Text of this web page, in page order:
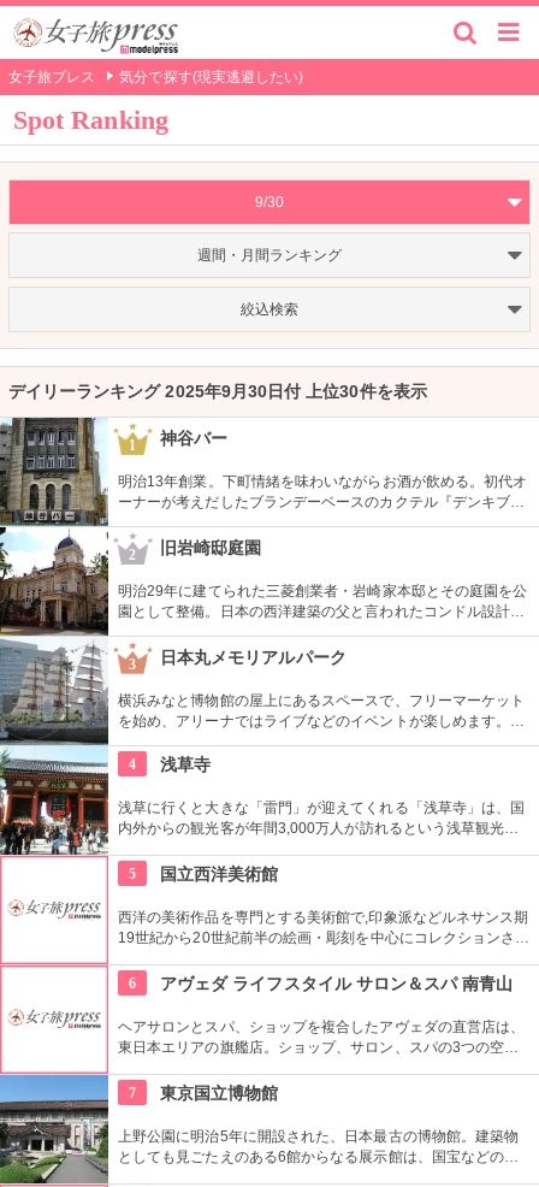
女子旅プレス 気分で探す(現実逃避したい)
Spot Ranking
9/30
週間・月間ランキング
絞込検索
デイリーランキング 2025年9月30日付 上位30件を表示
1 神谷バー
明治13年創業。下町情緒を味わいながらお酒が飲める。初代オ
ーナーが考えだしたブランデーベースのカクテル『デンキブラ
ン』は登場以来お店の看板メニュー。一人でも気軽に入れるの
がいい。浅草を観光した際には是非立ち寄りたい。
2 旧岩崎邸庭園
明治29年に建てられた三菱創業者・岩崎家本邸とその庭園を公
園として整備。日本の西洋建築の父と言われたコンドル設計の
洋館や撞球室は本格的な西洋木造建築で見応えたっぷり。重要
文化財にもなっている。
3 日本丸メモリアルパーク
横浜みなと博物館の屋上にあるスペースで、フリーマーケット
を始め、アリーナではライブなどのイベントが楽しめます。も
ともとは船の修繕用に建設されたドックで今では国の重要文化
財に指定されています。
4 浅草寺
浅草に行くと大きな「雷門」が迎えてくれる「浅草寺」は、国
内外からの観光客が年間3,000万人が訪れるという浅草観光一
都内最古の名刹です。
5 国立西洋美術館
西洋の美術作品を専門とする美術館で,印象派などルネサンス期
19世紀から20世紀前半の絵画・彫刻を中心にコレクションされ
家）たちの作品を見ることができる美術館としは日本有数。ロ
ダンの「考える人」はこちらで見れる。設計はル・コルビジェ
が手掛け、建築・インテリア好きにもおすすめ。
6 アヴェダ ライフスタイル サロン＆スパ 南青山
ヘアサロンとスパ、ショップを複合したアヴェダの直営店は、
東日本エリアの旗艦店。ショップ、サロン、スパの3つの空間
豊かな時間の中、リラックスしてお過ごしいただけます。
7 東京国立博物館
上野公園に明治5年に開設された、日本最古の博物館。建築物
としても見ごたえのある6館からなる展示館は、国宝などの歴